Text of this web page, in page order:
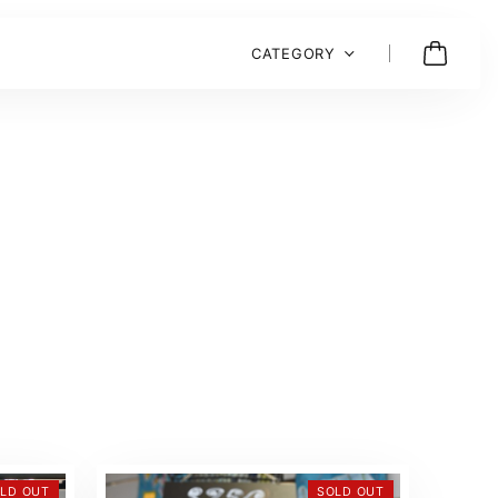
CATEGORY
OUT SOLD OUT